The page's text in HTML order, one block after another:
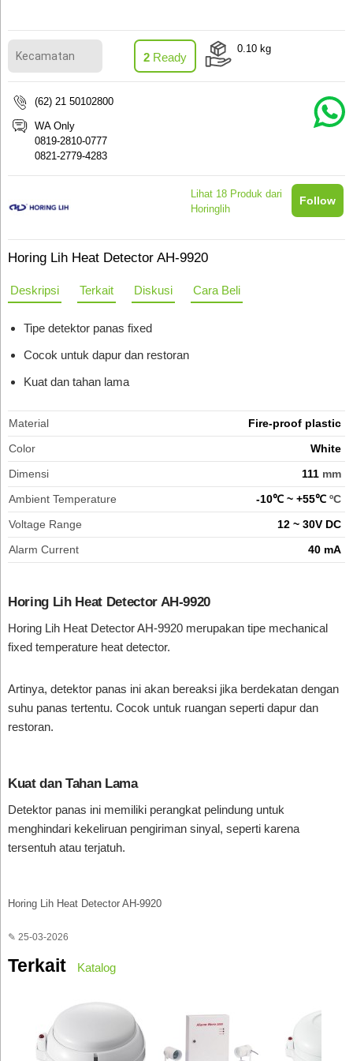
2 Ready
0.10 kg
(62) 21 50102800
WA Only
0819-2810-0777
0821-2779-4283
Lihat 18 Produk dari
Horinglih
Follow
Horing Lih Heat Detector AH-9920
Deskripsi Terkait Diskusi Cara Beli
Tipe detektor panas fixed
Cocok untuk dapur dan restoran
Kuat dan tahan lama
Material
Fire-proof plastic
Color
White
Dimensi
111 mm
Ambient Temperature
-10℃ ~ +55℃ ºC
Voltage Range
12 ~ 30V DC
Alarm Current
40 mA
Horing Lih Heat Detector AH-9920
Horing Lih Heat Detector AH-9920 merupakan tipe mechanical
fixed temperature heat detector.
Artinya, detektor panas ini akan bereaksi jika berdekatan dengan
suhu panas tertentu. Cocok untuk ruangan seperti dapur dan
restoran.
Kuat dan Tahan Lama
Detektor panas ini memiliki perangkat pelindung untuk
menghindari kekeliruan pengiriman sinyal, seperti karena
tersentuh atau terjatuh.
Horing Lih Heat Detector AH-9920
✎ 25-03-2026
Terkait Katalog